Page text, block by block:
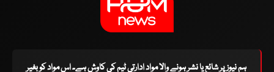
ہم نیوز پر شائع یا نشر ہونے والا مواد ادارتی ٹیم کی کاوش ہے۔ اس مواد کو بغیر